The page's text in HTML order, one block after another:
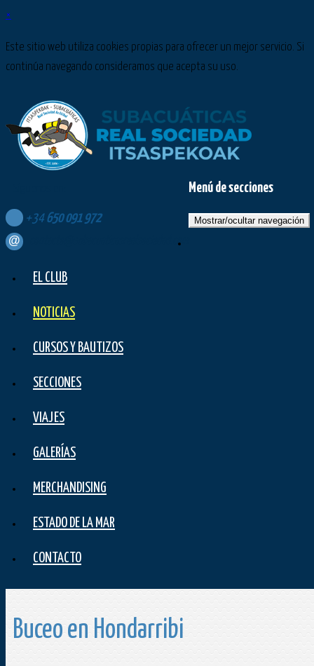
×
Este sitio web utiliza cookies propias para ofrecer un mejor servicio. Si
continúa navegando consideramos que acepta su uso.
+34 650 091 972
contacto@subacuaticasrealsociedad.com
Menú de secciones
Mostrar/ocultar navegación
EL CLUB
NOTICIAS
CURSOS Y BAUTIZOS
SECCIONES
VIAJES
GALERÍAS
MERCHANDISING
ESTADO DE LA MAR
CONTACTO
Buceo en Hondarribi